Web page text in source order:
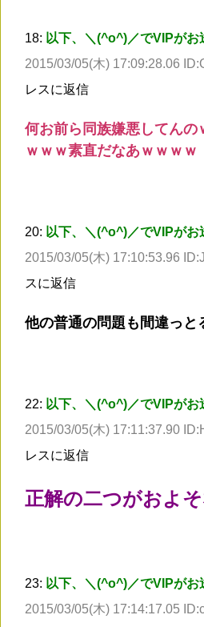
18: 以下、＼(^o^)／でVIPがお
2015/03/05(木) 17:09:28.06
レスに返信
何お前ら同族嫌悪してんの
ｗｗｗ素直だなあｗｗｗｗ
20: 以下、＼(^o^)／でVIPがお
2015/03/05(木) 17:10:53.96
スに返信
他の普通の問題も間違っと
22: 以下、＼(^o^)／でVIPがお
2015/03/05(木) 17:11:37.90
レスに返信
正解の二つがおよ
23: 以下、＼(^o^)／でVIPがお
2015/03/05(木) 17:14:17.05